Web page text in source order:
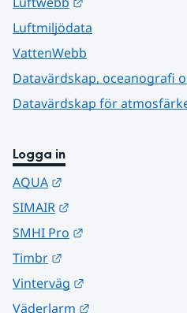
Luftmiljödata
VattenWebb
Datavärdskap, oceanografi
Datavärdskap för
Logga in
AQUA
SIMAIR
SMHI Pro
Timbr
Vinterväg
Väderlarm